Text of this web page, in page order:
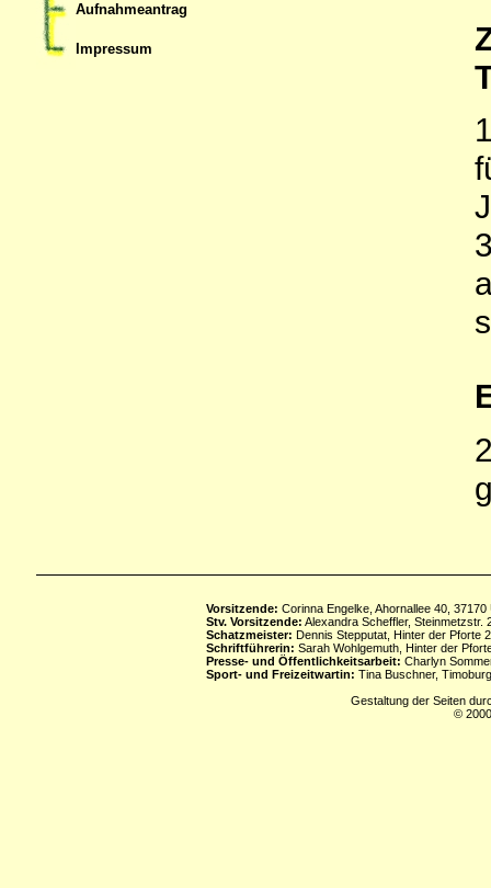
Aufnahmeantrag
Impressum
Vorsitzende: Corinna Engelke, Ahornallee 40,
Stv. Vorsitzende: Alexandra Scheffler, Steinmetzstr.
Schatzmeister: Dennis Stepputat, Hinter der Pforte
Schriftführerin: Sarah Wohlgemuth, Hinter der
Presse- und Öffentlichkeitsarbeit: Charlyn
Sport- und Freizeitwartin: Tina Buschner,
Gestaltung der Seiten
©